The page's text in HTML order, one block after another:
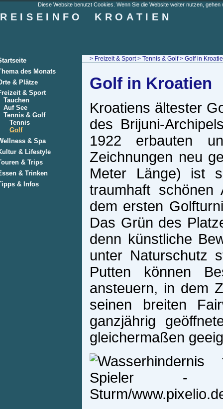
Diese Website benutzt Cookies. Wenn Sie die Website weiter nutzen,
REISEINFO KROATIEN
des Monats
& Plätze
& Sport
Tauchen
Auf See
Tennis & Golf
Tennis
Golf
& Spa
& Lifestyle
& Trips
& Trinken
& Infos
> Freizeit & Sport> Tennis & Golf> Golf in
Golf in Kroatien
Kroatiens ältester
des Brijuni-
1922 erbauten
Zeichnungen neu
Meter Länge) ist
traumhaft
dem ersten
Das Grün des
denn künstliche
unter Naturschutz
Putten können
ansteuern, in dem
seinen breiten
ganzjährig
gleichermaßen